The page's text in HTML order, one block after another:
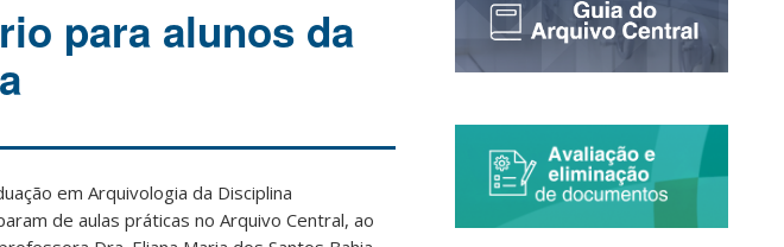
para alunos da
em Arquivologia da Disciplina
de aulas práticas no Arquivo Central, ao